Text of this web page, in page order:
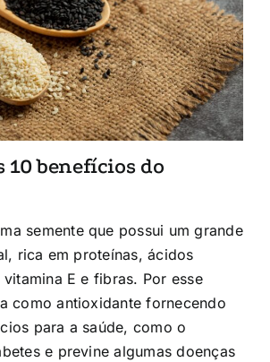
10 benefícios do
semente que possui um grande
rica em proteínas, ácidos
E e fibras. Por esse
como antioxidante fornecendo
para a saúde, como o
e previne algumas doenças